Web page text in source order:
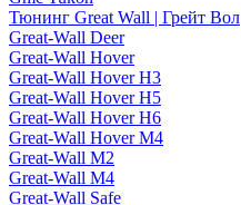
Тюнинг Great Wall | Грейт Вол
Great-Wall Deer
Great-Wall Hover
Great-Wall Hover H3
Great-Wall Hover H5
Great-Wall Hover H6
Great-Wall Hover M4
Great-Wall M2
Great-Wall M4
Great-Wall Safe